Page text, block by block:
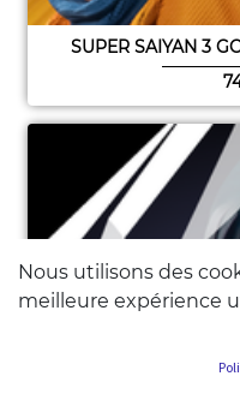
SUPER SAIYAN 3
Nous utilisons des
meilleure expérience